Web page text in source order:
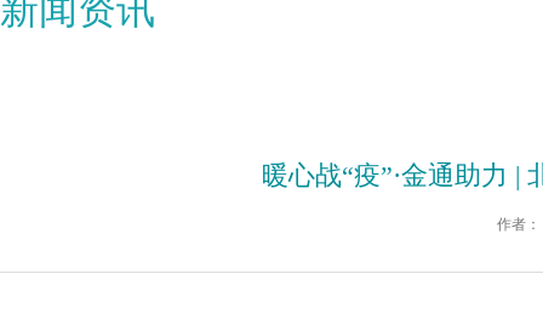
新闻资讯
暖心战“疫”·金通助力 |
作者：